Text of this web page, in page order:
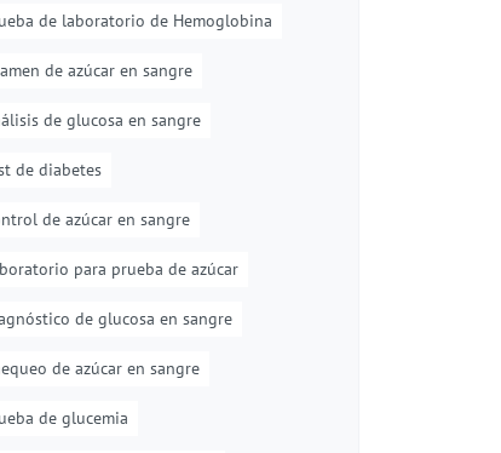
de laboratorio de Hemoglobina
de azúcar en sangre
de glucosa en sangre
de diabetes
de azúcar en sangre
para prueba de azúcar
de glucosa en sangre
de azúcar en sangre
de glucemia